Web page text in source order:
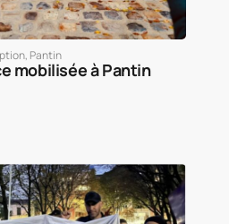
, Pantin
mobilisée à Pantin